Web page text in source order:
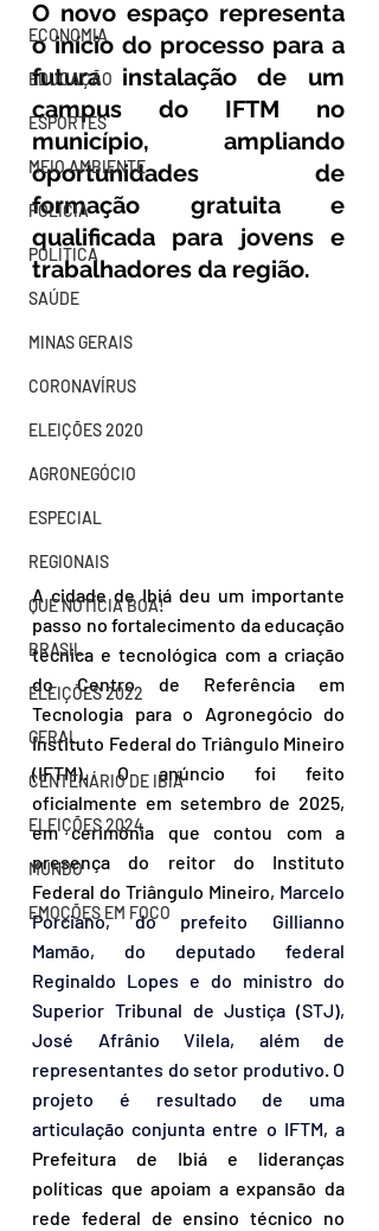
ECONOMIA
EDUCAÇÃO
ESPORTES
MEIO AMBIENTE
POLÍCIA
POLÍTICA
SAÚDE
MINAS GERAIS
CORONAVÍRUS
ELEIÇÕES 2020
AGRONEGÓCIO
ESPECIAL
REGIONAIS
QUE NOTÍCIA BOA!
BRASIL
ELEIÇÕES 2022
GERAL
CENTENÁRIO DE IBIÁ
ELEIÇÕES 2024
MUNDO
EMOÇÕES EM FOCO
O novo espaço representa
o início do processo para a
futura instalação de um
campus do IFTM no
município, ampliando
oportunidades de
formação gratuita e
qualificada para jovens e
trabalhadores da região.
A cidade de Ibiá deu um importante
passo no fortalecimento da educação
técnica e tecnológica com a criação
do Centro de Referência em
Tecnologia para o Agronegócio do
Instituto Federal do Triângulo Mineiro
(IFTM). O anúncio foi feito
oficialmente em setembro de 2025,
em cerimônia que contou com a
presença do reitor do Instituto
Federal do Triângulo Mineiro, Marcelo
Porciano, do prefeito Gillianno
Mamão, do deputado federal
Reginaldo Lopes e do ministro do
Superior Tribunal de Justiça (STJ),
representantes do setor produtivo. O
projeto é resultado de uma
articulação conjunta entre o IFTM, a
Prefeitura de Ibiá e lideranças
políticas que apoiam a expansão da
rede federal de ensino técnico no